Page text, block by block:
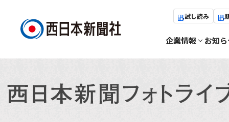
試し読み
企業情報 お知